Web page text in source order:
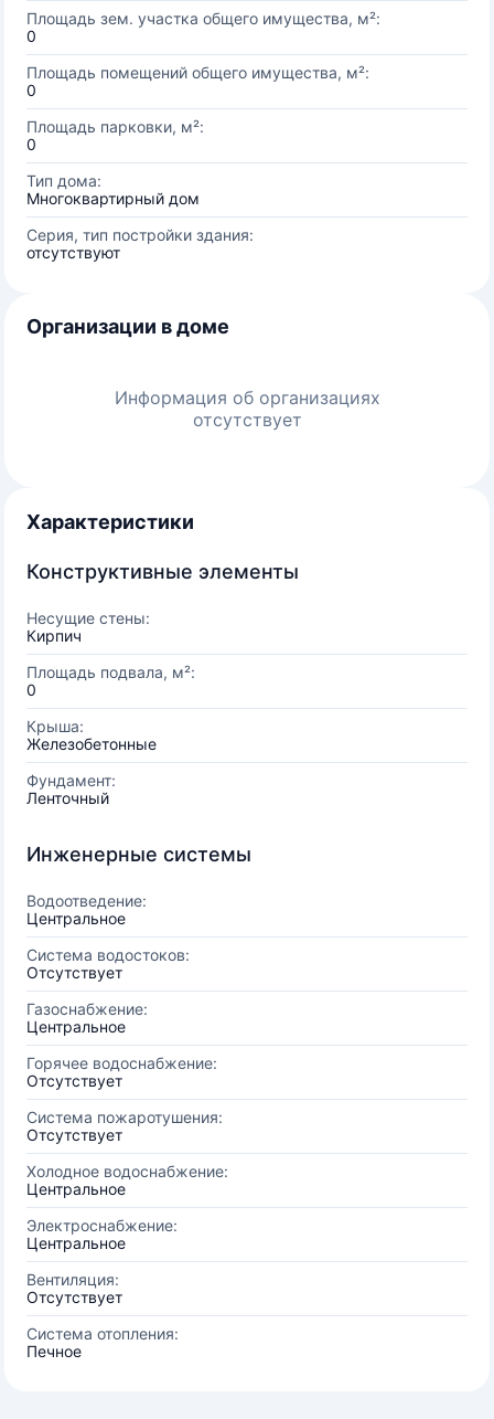
Площадь зем. участка общего имущества, м²:
0
Площадь помещений общего имущества, м²:
0
Площадь парковки, м²:
0
Тип дома:
Многоквартирный дом
Серия, тип постройки здания:
отсутствуют
Организации в доме
Информация об организациях
отсутствует
Характеристики
Конструктивные элементы
Несущие стены:
Кирпич
Площадь подвала, м²:
0
Крыша:
Железобетонные
Фундамент:
Ленточный
Инженерные системы
Водоотведение:
Центральное
Система водостоков:
Отсутствует
Газоснабжение:
Центральное
Горячее водоснабжение:
Отсутствует
Система пожаротушения:
Отсутствует
Холодное водоснабжение:
Центральное
Электроснабжение:
Центральное
Вентиляция:
Отсутствует
Система отопления:
Печное